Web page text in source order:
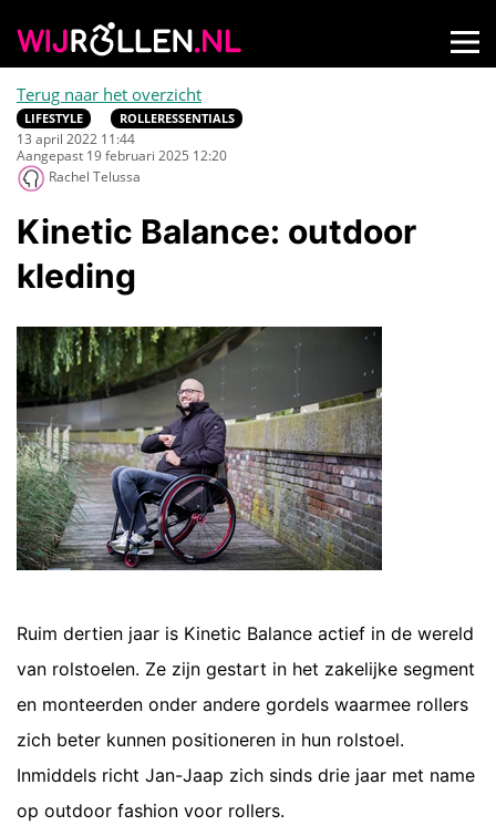
Terug naar het overzicht
LIFESTYLE ROLLERESSENTIALS
13 april 2022 11:44
Aangepast 19 februari 2025 12:20
Rachel Telussa
Kinetic Balance: outdoor
kleding
Ruim dertien jaar is Kinetic Balance actief in de wereld
van rolstoelen. Ze zijn gestart in het zakelijke segment
en monteerden onder andere gordels waarmee rollers
zich beter kunnen positioneren in hun rolstoel.
Inmiddels richt Jan-Jaap zich sinds drie jaar met name
op outdoor fashion voor rollers.